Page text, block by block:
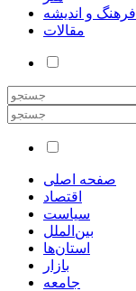
فرهنگ و اندیشه
مقالات
صفحه اصلی
اقتصاد
سیاست
بین‌الملل
استان‌ها
بازار
جامعه